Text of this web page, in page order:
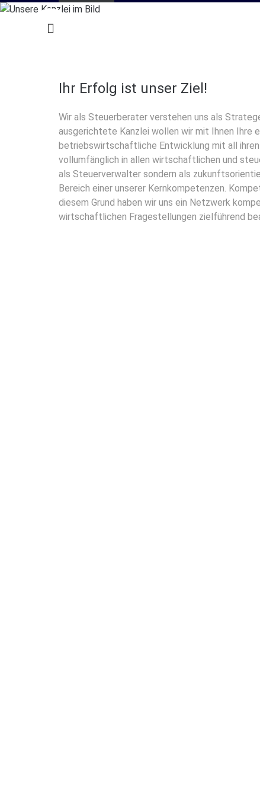
Ihr Erfolg ist unser Ziel!
Wir als Steuerberater verstehen uns als
ausgerichtete Kanzlei wollen wir mit Ihnen Ihre
betriebswirtschaftliche Entwicklung mit all
vollumfänglich in allen wirtschaftlichen und
als Steuerverwalter sondern als
Bereich einer unserer Kernkompetenzen.
diesem Grund haben wir uns ein Netzwerk
wirtschaftlichen Fragestellungen zielführend